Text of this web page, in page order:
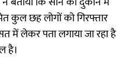
कुल छह लोगों को गिरफ्तार
में लेकर पता लगाया जा रहा है
है।